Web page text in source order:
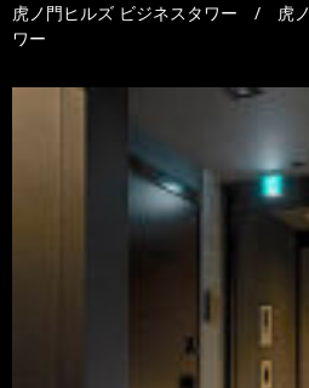
虎ノ門ヒルズ ビジネスタワー / 虎ノ
ワー